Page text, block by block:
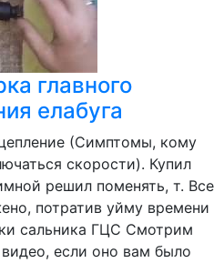
главного
елабуга
(Симптомы, кому
скорости). Купил
решил поменять, т. Все
потратив уйму времени
сальника ГЦС Смотрим
если оно вам было